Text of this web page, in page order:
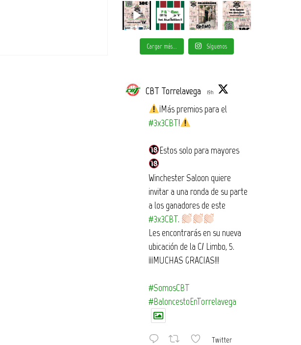
Cargar más... Síguenos
CBT Torrelavega 19h
¡Más premios para el
#3x3CBT!
Estos solo para mayores
Winchester Saloon quiere
invitar a una ronda de su parte
a los ganadores de este
#3x3CBT.
Les encontrarás en su nueva
ubicación de la C/ Limbo, 5.
¡¡¡MUCHAS GRACIAS!!!
#SomosCBT
#BaloncestoEnTorrelavega
Twitter